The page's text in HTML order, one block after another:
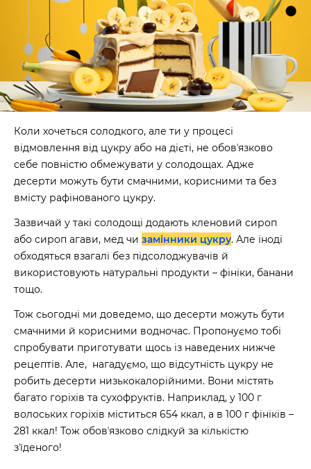
Коли хочеться солодкого, але ти у процесі
відмовлення від цукру або на дієті, не обовʼязково
себе повністю обмежувати у солодощах. Адже
десерти можуть бути смачними, корисними та без
вмісту рафінованого цукру.
Зазвичай у такі солодощі додають кленовий сироп
або сироп агави, мед чи замінники цукру. Але іноді
обходяться взагалі без підсолоджувачів й
використовують натуральні продукти – фініки, банани
тощо.
Тож сьогодні ми доведемо, що десерти можуть бути
смачними й корисними водночас. Пропонуємо тобі
спробувати приготувати щось із наведених нижче
рецептів. Але, нагадуємо, що відсутність цукру не
робить десерти низькокалорійними. Вони містять
багато горіхів та сухофруктів. Наприклад, у 100 г
волоських горіхів міститься 654 ккал, а в 100 г фініків –
281 ккал! Тож обовʼязково слідкуй за кількістю
зʼїденого!